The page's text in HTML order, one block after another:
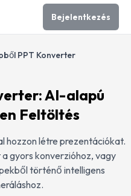
Bejelentkezés
PPT Konverter
AI-alapú
Feltöltés
hozzon létre prezentációkat.
gyors konverzióhoz, vagy
történő intelligens